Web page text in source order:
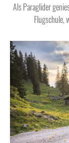
Als Paraglider
Flugschule,